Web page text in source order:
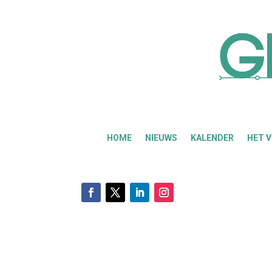
HOME NIEUWS KALENDER HET